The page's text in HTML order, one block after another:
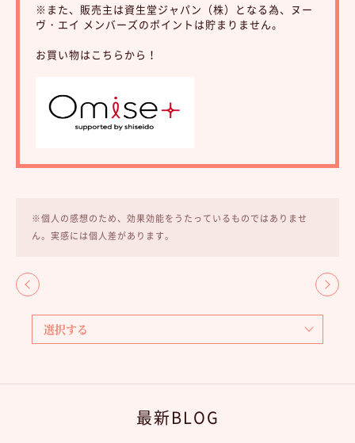
※また、販売主は資生堂ジャパン（株）となる為、ヌー
ヴ・エイ メンバーズのポイントは貯まりません。
お買い物はこちらから！
※個人の感想のため、効果効能をうたっているものではありませ
ん。実感には個人差があります。
最新BLOG